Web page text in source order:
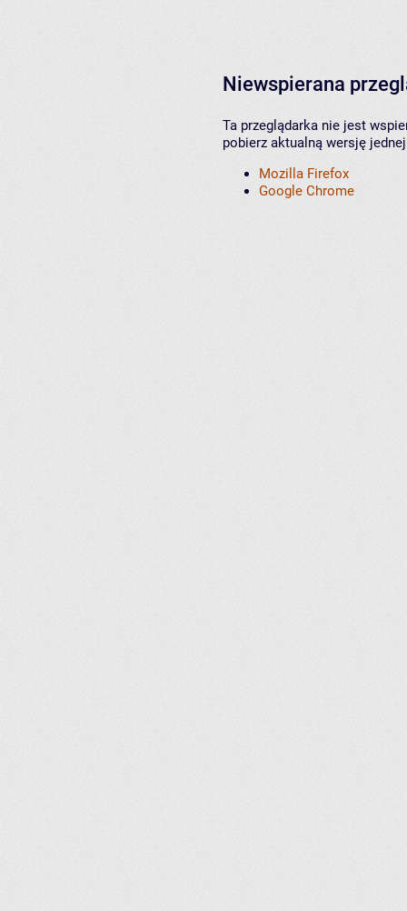
Niewspierana
Ta przeglądarka nie jest
pobierz aktualną wersję
Mozilla Firefox
Google Chrome